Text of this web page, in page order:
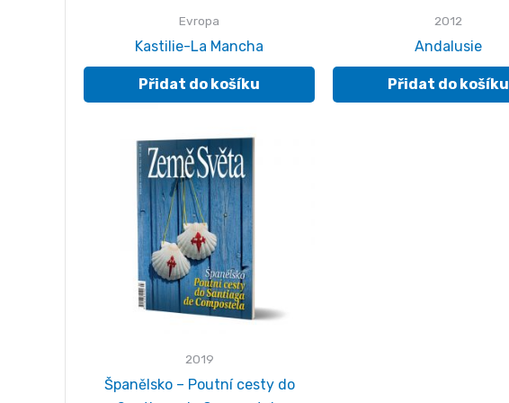
Evropa
Kastilie-La Mancha
Přidat do košíku
2012
Andalusie
Přidat do košíku
2019
Španělsko – Poutní cesty do